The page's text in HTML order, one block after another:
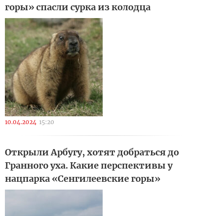
горы» спасли сурка из колодца
10.04.2024 15:20
Открыли Арбугу, хотят добраться до
Гранного уха. Какие перспективы у
нацпарка «Сенгилеевские горы»